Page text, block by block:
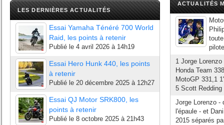
LES DERNIÈRES ACTUALITÉS
Essai Yamaha Ténéré 700 World
Raid, les points à retenir
Publié le 4 avril 2026 à 14h19
Essai Hero Hunk 440, les points
à retenir
Publié le 20 décembre 2025 à 12h27
Essai QJ Motor SRK800, les
points à retenir
Publié le 8 octobre 2025 à 21h43
ACTUALITÉS
1 Jorge
Honda Team
MotoGP 331,1
5 Scott
Jorge Lorenzo -
l'épaule - et
2015 séparés